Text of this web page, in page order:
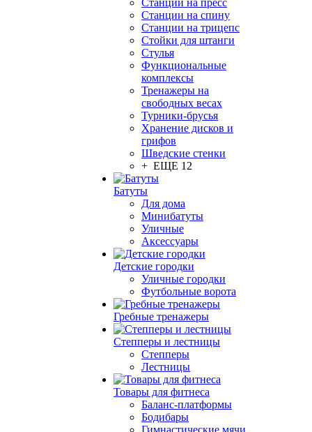
Станции на пресс
Станции на спину
Станции на трицепс
Стойки для штанги
Стулья
Функциональные
комплексы
Тренажеры на
свободных весах
Турники-брусья
Хранение дисков и
грифов
Шведские стенки
+ ЕЩЕ 12
Батуты
Для дома
Минибатуты
Уличные
Аксессуары
Детские городки
Уличные городки
Футбольные ворота
Гребные тренажеры
Степперы и лестницы
Степперы
Лестницы
Товары для фитнеса
Баланс-платформы
Бодибары
Гимнастические мячи